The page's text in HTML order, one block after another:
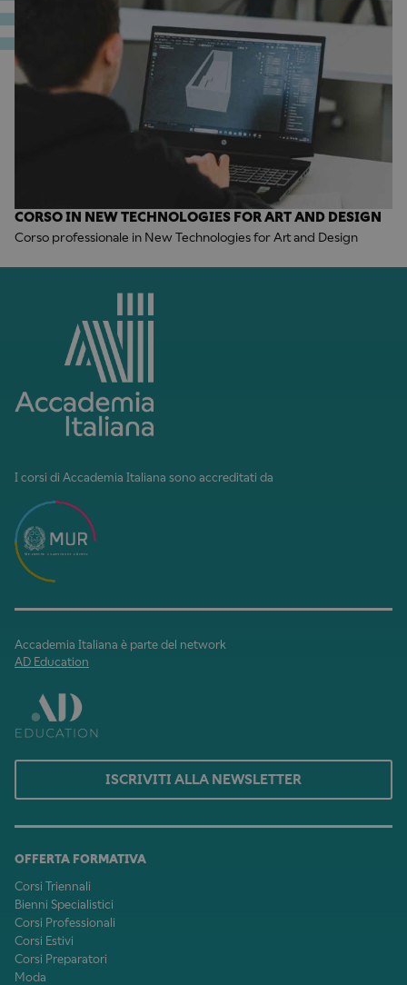
CORSO IN NEW TECHNOLOGIES FOR ART AND DESIGN
Corso professionale in New Technologies for Art and Design
I corsi di Accademia Italiana sono accreditati da
Accademia Italiana è parte del network
AD Education
ISCRIVITI ALLA NEWSLETTER
OFFERTA FORMATIVA
Corsi Triennali
Bienni Specialistici
Corsi Professionali
Corsi Estivi
Corsi Preparatori
Moda